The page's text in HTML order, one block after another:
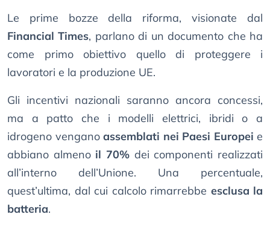
Le prime bozze della riforma, visionate dal
Financial Times, parlano di un documento che ha
come primo obiettivo quello di proteggere i
lavoratori e la produzione UE.
Gli incentivi nazionali saranno ancora concessi,
ma a patto che i modelli elettrici, ibridi o a
idrogeno vengano assemblati nei Paesi Europei e
abbiano almeno il 70% dei componenti realizzati
all’interno dell’Unione. Una percentuale,
quest’ultima, dal cui calcolo rimarrebbe esclusa la
batteria.